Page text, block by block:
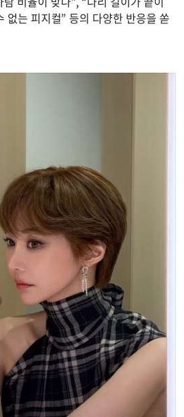
없는 피지컬” 등의 다양한 반응을 쏟